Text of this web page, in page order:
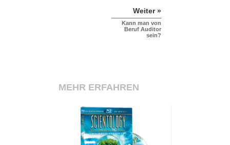
Weiter »
Kann man von
Beruf Auditor
sein?
MEHR ERFAHREN